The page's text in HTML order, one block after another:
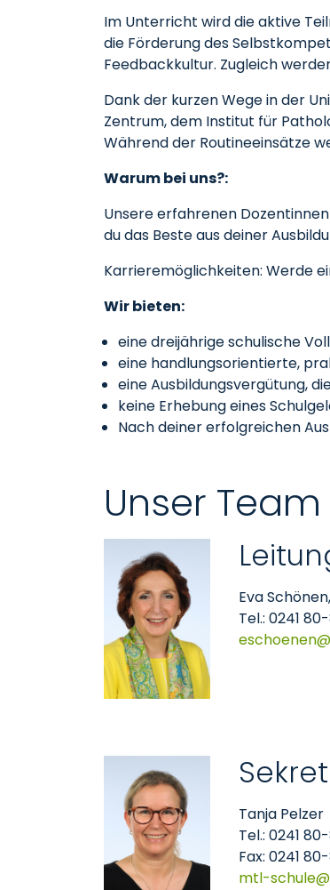
Im Unterricht wird die aktive
die Förderung des
Feedbackkultur. Zugleich
Dank der kurzen Wege in der
Zentrum, dem Institut für
Während der Routineeinsätze
Warum bei uns?:
Unsere erfahrenen
du das Beste aus deiner
Karrieremöglichkeiten: Werde
Wir bieten:
eine dreijährige schulische
eine handlungsorientierte,
eine Ausbildungsvergütung,
keine Erhebung eines
Nach deiner erfolgreichen
Unser Team
Eva
Tel.: 0241
eschoenen
Tanja Pelzer
Tel.: 0241
Fax: 0241
mtl-schule